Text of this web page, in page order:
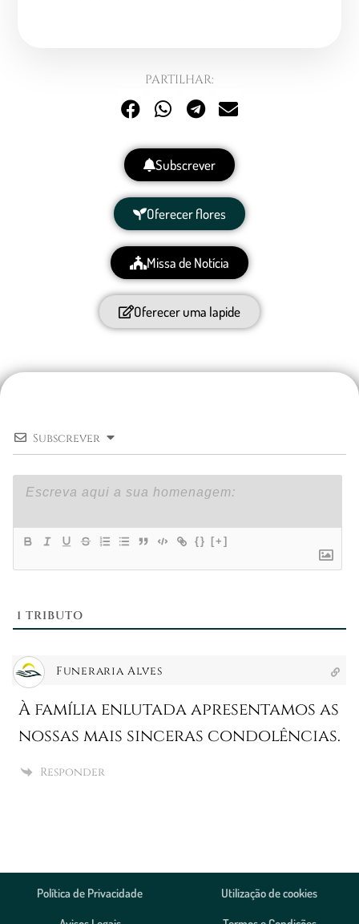
PARTILHAR:
Subscrever
Oferecer flores
Missa de Notícia
Oferecer uma lapide
Subscrever
{} [+]
1 TRIBUTO
Funeraria Alves
À família enlutada apresentamos as
nossas mais sinceras condolências.
Responder
Política de Privacidade
Utilização de cookies